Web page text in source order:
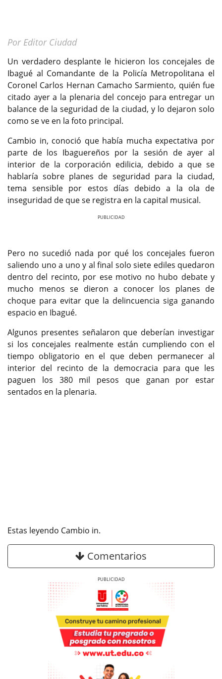
Por Editor Ciudad
Un verdadero desplante le hicieron los concejales de
Ibagué al Comandante de la Policía Metropolitana el
Coronel Carlos Hernan Camacho Sarmiento, quién fue
citado ayer a la plenaria del concejo para entregar un
balance de la seguridad de la ciudad, y lo dejaron solo
como se ve en la foto principal.
Cambio in, conoció que había mucha expectativa por
parte de los Ibaguereños por la sesión de ayer al
interior de la corporación edilicia, debido a que se
hablaría sobre planes de seguridad para la ciudad,
tema sensible por estos días debido a la ola de
inseguridad de que se registra en la capital musical.
Pero no sucedió nada por qué los concejales fueron
saliendo uno a uno y al final solo siete ediles quedaron
dentro del recinto, por ese motivo no hubo debate y
mucho menos se dieron a conocer los planes de
choque para evitar que la delincuencia siga ganando
espacio en Ibagué.
Algunos presentes señalaron que deberían investigar
si los concejales realmente están cumpliendo con el
tiempo obligatorio en el que deben permanecer al
interior del recinto de la democracia para que les
paguen los 380 mil pesos que ganan por estar
sentados en la plenaria.
Estas leyendo Cambio in.
Comentarios